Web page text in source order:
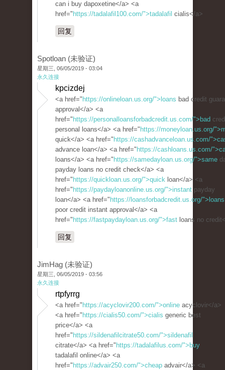
can i buy dapoxetine</a> <a
href=" https://tadalafil100.com/">tadalafil cialis</a>
回复
Spotloan (未验证)
星期三, 06/05/2019 - 03:04
永久连接
kpcizdej
<a href=" https://onlineloan.us.org/">loans bad credit
approval</a> <a
href=" https://personalloansforbadcredit.us.com/">bad
personal loans</a> <a href=" https://moneyloan.us.org/
quick</a> <a href=" https://cashadvanceloan.us.com/
advance loan</a> <a href=" https://cashloans.us.com/
loans</a> <a href=" https://samedayloan.us.org/">same
payday loans no credit check</a> <a
href=" https://quickloan.us.org/">quick loan</a> <a
href=" https://paydayloanonline.us.org/">instant payday
loan</a> <a href=" https://loansforbadcredit.us.org/">loans
poor credit instant approval</a> <a
href=" https://fastpaydayloan.us.org/">fast loans no
回复
JimHag (未验证)
星期三, 06/05/2019 - 03:56
永久连接
rtpfyrrg
<a href=" https://acyclovir200.com/">online acyclovir</a>
<a href=" https://cialis50.com/">cialis generic best
price</a> <a
href=" https://sildenafilcitrate50.com/">sildenafil
citrate</a> <a href=" https://tadalafilus.com/">buy
tadalafil online</a> <a
href=" https://advair250.com/">cheap advair</a> <a